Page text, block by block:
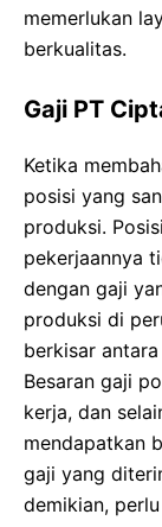
memerlukan
berkualitas.
Gaji PT
Ketika
posisi yang
produksi.
pekerjaannya
dengan gaji
produksi di
berkisar
Besaran gaji
kerja, dan
mendapatkan
gaji yang
demikian,